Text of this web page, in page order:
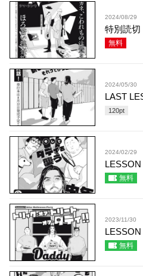
2024/08/29
特別読
無料
2024/05/30
LAST
120pt
2024/02/29
無料
2023/11/30
無料